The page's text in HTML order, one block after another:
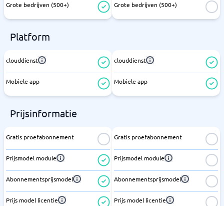
Grote bedrijven (500+) Grote bedrijven (500+)
Platform
clouddienst
Mobiele app
clouddienst
Mobiele app
Prijsinformatie
Gratis proefabonnement
Prijsmodel module
Abonnementsprijsmodel
Prijs model licentie
Gratis proefabonnement
Prijsmodel module
Abonnementsprijsmodel
Prijs model licentie